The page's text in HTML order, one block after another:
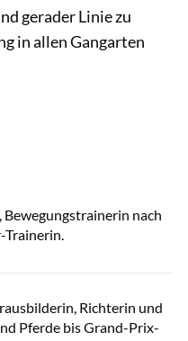
gerader Linie zu
in allen Gangarten
nach
Richterin und
Pferde bis Grand-Prix-